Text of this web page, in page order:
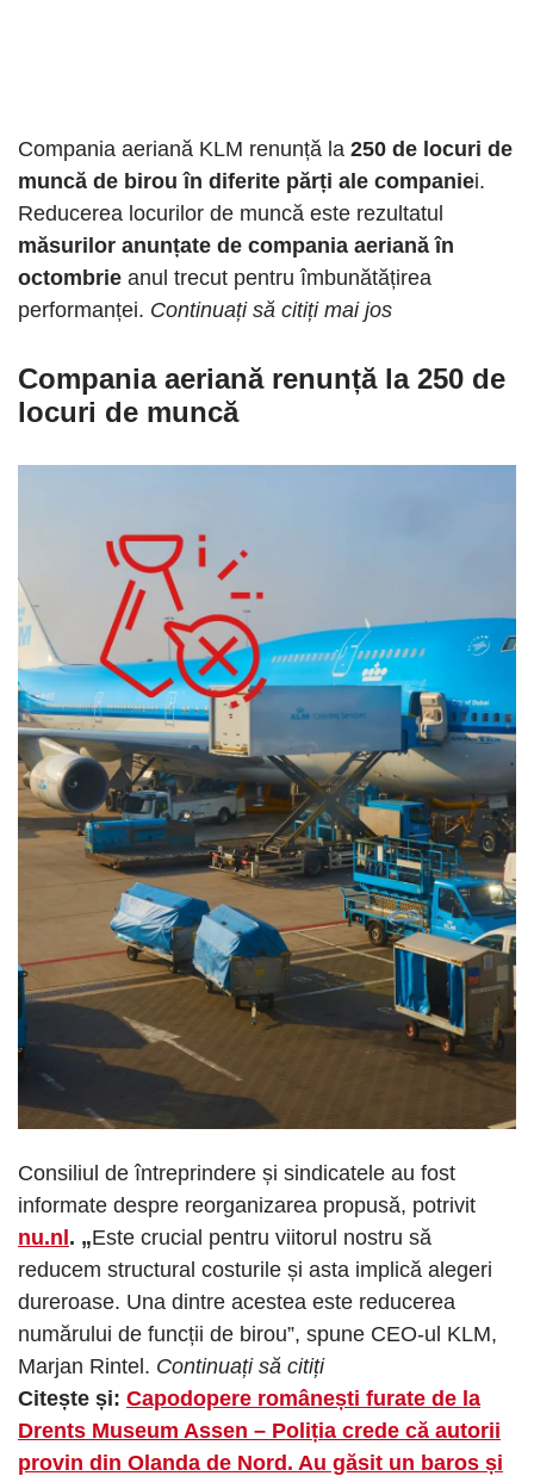
Compania aeriană KLM renunță la 250 de locuri de
muncă de birou în diferite părți ale companiei.
Reducerea locurilor de muncă este rezultatul
măsurilor anunțate de compania aeriană în
octombrie anul trecut pentru îmbunătățirea
performanței. Continuați să citiți mai jos
Compania aeriană renunță la 250 de
locuri de muncă
Consiliul de întreprindere și sindicatele au fost
informate despre reorganizarea propusă, potrivit
nu.nl. „Este crucial pentru viitorul nostru să
reducem structural costurile și asta implică alegeri
dureroase. Una dintre acestea este reducerea
numărului de funcții de birou”, spune CEO-ul KLM,
Marjan Rintel. Continuați să citiți
Citește și: Capodopere românești furate de la
Drents Museum Assen – Poliția crede că autorii
provin din Olanda de Nord. Au găsit un baros și